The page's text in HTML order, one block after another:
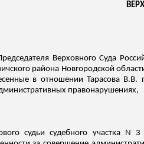
Верховного Суда
района Новгородской
в отношении Тарасова
правонарушениях,
судьи судебного участка N